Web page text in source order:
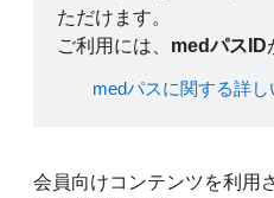
ただけます。
ご利用には、 medパスID
medパスに関する詳
会員向けコンテンツを利用